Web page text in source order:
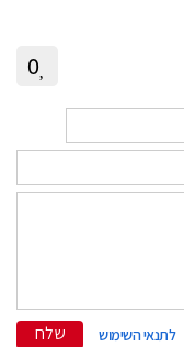
0
לתנאי השימוש שלח